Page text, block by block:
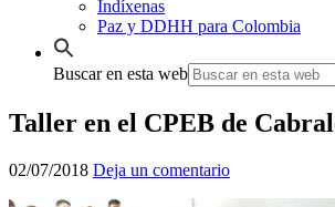
Indíxenas
Paz y DDHH para Colombia
Buscar en esta web
Taller en el CPEB de
02/07/2018 Deja un comentario